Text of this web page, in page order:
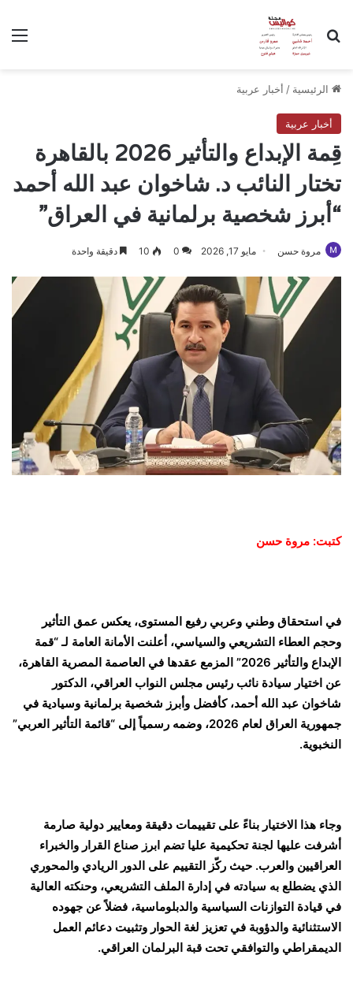
بحث عن
الرئيسية / أخبار عربية
أخبار عربية
قِمة الإبداع والتأثير 2026 بالقاهرة
تختار النائب د. شاخوان عبد الله أحمد
“أبرز شخصية برلمانية في العراق”
مروة حسن مايو 17, 2026 0
10 دقيقة واحدة
كتبت: مروة حسن
في استحقاق وطني وعربي رفيع المستوى، يعكس عمق التأثير
وحجم العطاء التشريعي والسياسي، أعلنت الأمانة العامة لـ “قمة
الإبداع والتأثير 2026” المزمع عقدها في العاصمة المصرية القاهرة،
عن اختيار سيادة نائب رئيس مجلس النواب العراقي، الدكتور
شاخوان عبد الله أحمد، كأفضل وأبرز شخصية برلمانية وسيادية في
جمهورية العراق لعام 2026، وضمه رسمياً إلى “قائمة التأثير العربي”
النخبوية.
وجاء هذا الاختيار بناءً على تقييمات دقيقة ومعايير دولية صارمة
أشرفت عليها لجنة تحكيمية عليا تضم ابرز صناع القرار والخبراء
العراقيين والعرب. حيث ركّز التقييم على الدور الريادي والمحوري
الذي يضطلع به سيادته في إدارة الملف التشريعي، وحنكته العالية
في قيادة التوازنات السياسية والدبلوماسية، فضلاً عن جهوده
الاستثنائية والدؤوبة في تعزيز لغة الحوار وتثبيت دعائم العمل
الديمقراطي والتوافقي تحت قبة البرلمان العراقي.